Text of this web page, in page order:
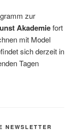
zur
Akademiefort
mit Model
sich derzeit in
Tagen
NEWSLETTER